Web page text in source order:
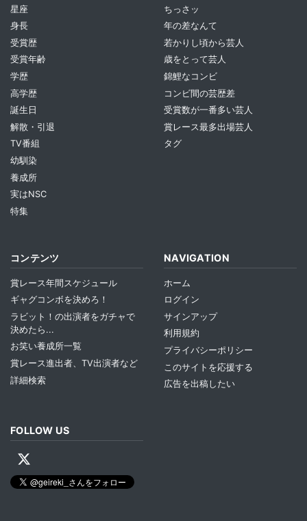
星座
身長
受賞歴
受賞年齢
学歴
高学歴
誕生日
解散・引退
TV番組
幼馴染
養成所
実はNSC
特集
ちっさッ
年の差なんて
若かりし頃から芸人
歳をとって芸人
錦鯉なコンビ
コンビ間の芸歴差
受賞数が一番多い芸人
賞レース最多出場芸人
タグ
コンテンツ
賞レース年間スケジュール
ギャグコンボを決めろ！
ラビット！の出演者をガチャで
決めたら...
お笑い養成所一覧
賞レース進出者、TV出演者など
詳細検索
NAVIGATION
ホーム
ログイン
サインアップ
利用規約
プライバシーポリシー
このサイトを応援する
広告を出稿したい
FOLLOW US